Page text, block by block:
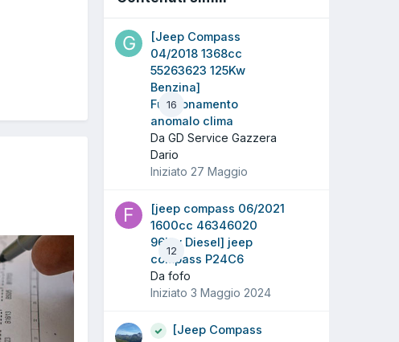
16
[Jeep Compass
04/2018 1368cc
55263623 125Kw
Benzina]
Funzionamento
anomalo clima
Da GD Service Gazzera
Dario
Iniziato 27 Maggio
12
[jeep compass 06/2021
1600cc 46346020
96Kw Diesel] jeep
compass P24C6
Da fofo
Iniziato 3 Maggio 2024
[Jeep Compass